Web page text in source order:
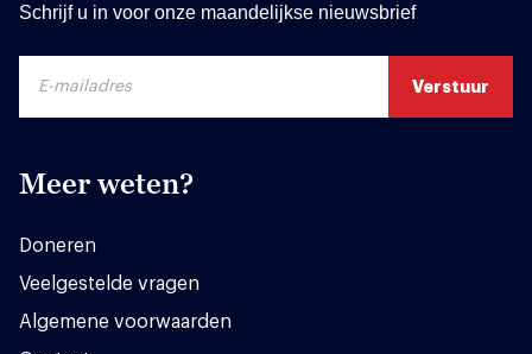
Schrijf u in voor onze maandelijkse nieuwsbrief
Meer weten?
Doneren
Veelgestelde vragen
Algemene voorwaarden